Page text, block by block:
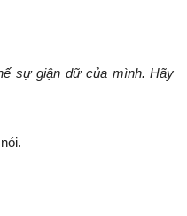
sự giận dữ của mình. Hãy